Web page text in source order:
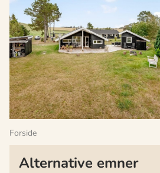
Forside
Alternative emner